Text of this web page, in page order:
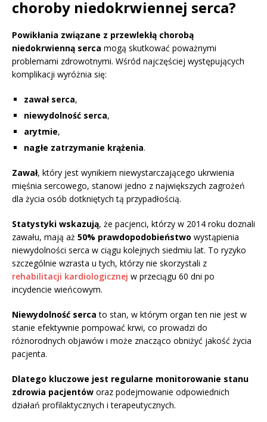
choroby niedokrwiennej serca?
Powikłania związane z przewlekłą chorobą
niedokrwienną serca mogą skutkować poważnymi
problemami zdrowotnymi. Wśród najczęściej występujących
komplikacji wyróżnia się:
zawał serca,
niewydolność serca,
arytmie,
nagłe zatrzymanie krążenia.
Zawał, który jest wynikiem niewystarczającego ukrwienia
mięśnia sercowego, stanowi jedno z największych zagrożeń
dla życia osób dotkniętych tą przypadłością.
Statystyki wskazują, że pacjenci, którzy w 2014 roku doznali
zawału, mają aż 50% prawdopodobieństwo wystąpienia
niewydolności serca w ciągu kolejnych siedmiu lat. To ryzyko
szczególnie wzrasta u tych, którzy nie skorzystali z
rehabilitacji kardiologicznej w przeciągu 60 dni po
incydencie wieńcowym.
Niewydolność serca to stan, w którym organ ten nie jest w
stanie efektywnie pompować krwi, co prowadzi do
różnorodnych objawów i może znacząco obniżyć jakość życia
pacjenta.
Dlatego kluczowe jest regularne monitorowanie stanu
zdrowia pacjentów oraz podejmowanie odpowiednich
działań profilaktycznych i terapeutycznych.